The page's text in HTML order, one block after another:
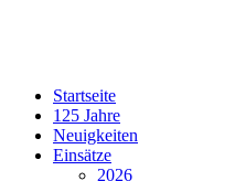
Startseite
125 Jahre
Neuigkeiten
Einsätze
2026